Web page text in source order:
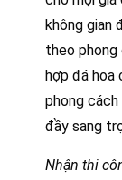
không gian
theo phong
hợp đá hoa
phong
đầy sang
Nhận thi